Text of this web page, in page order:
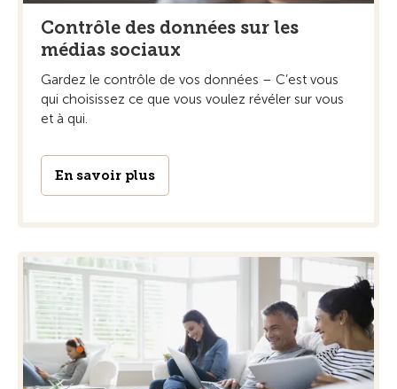
Contrôle des données sur les
médias sociaux
Gardez le contrôle de vos données – C’est vous
qui choisissez ce que vous voulez révéler sur vous
et à qui.
En savoir plus